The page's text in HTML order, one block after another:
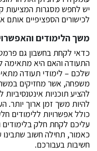
יש לחפש מסגרות המציעות
לכישורים הספציפיים אותם
משך הלימודים
כדאי לקחת בחשבון גם
התעודה והאם היא מתאימה
שלכם – לימודי תעודה
משפחה, אשר מחזיקים
להציע תוכניות
להיות משך זמן ארוך יותר.
כולל אפשרויות ללימודים
עליכם לקחת חלק בלימודים
כאמור, תחילה חשוב
חשיבות בעבורכם.